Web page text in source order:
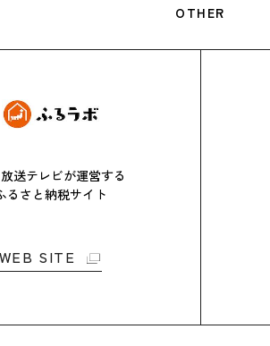
OTHER
送テレビが運営する
るさと納税サイト
SITE